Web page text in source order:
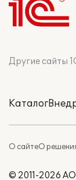
Другие сайты
Каталог
О сайтеО
© 2011-2026